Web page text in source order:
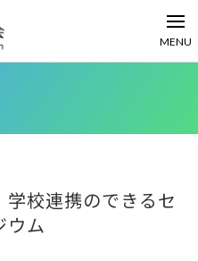
MENU
学校連携のできるセ
ウム